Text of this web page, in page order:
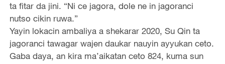
ta fitar da jini. “Ni ce jagora, dole ne in jagoranci
nutso cikin ruwa.”
Yayin lokacin ambaliya a shekarar 2020, Su Qin ta
jagoranci tawagar wajen daukar nauyin ayyukan ceto.
Gaba daya, an kira ma’aikatan ceto 824, kuma sun